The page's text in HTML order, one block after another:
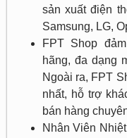
sản xuất điện
Samsung, LG,
FPT Shop
hãng, đa dạng
Ngoài ra, FPT
nhất, hỗ trợ
bán hàng
Nhân Viên